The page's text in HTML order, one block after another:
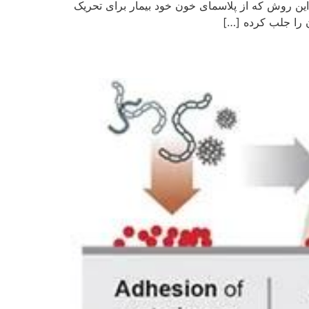
روش که از پلاسمای خون خود بیمار برای تحریک
را جلب کرده […]